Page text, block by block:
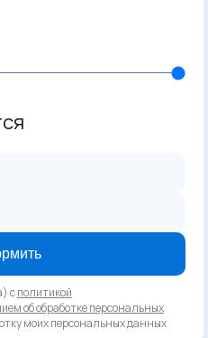
сполитикой
об обработке персональных
моих персональных данных